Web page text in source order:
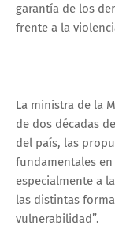
garantía de los
frente a la
La ministra de la
de dos décadas
del país, las
fundamentales
especialmente a
las distintas
vulnerabilidad”.